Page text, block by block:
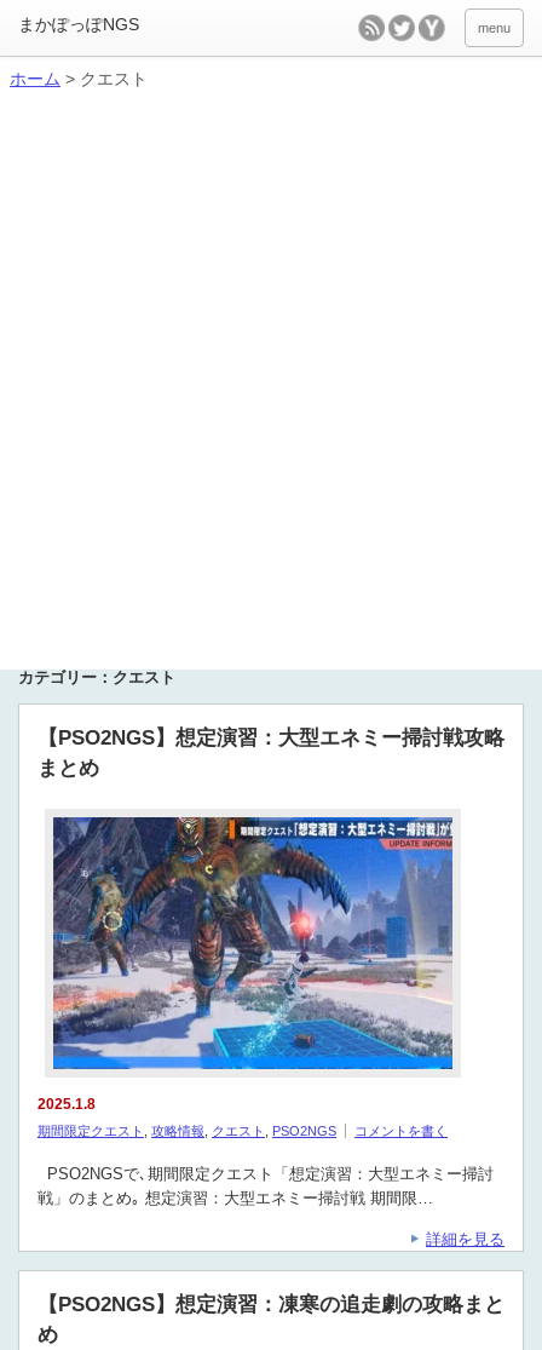
menu
ホーム > クエスト
カテゴリー：クエスト
【PSO2NGS】想定演習：大型エネミー掃討戦攻略
まとめ
2025.1.8
期間限定クエスト 攻略情報 クエスト PSO2NGS コメントを書く
PSO2NGSで､期間限定クエスト「想定演習：大型エネミー掃討
戦」のまとめ｡ 想定演習：大型エネミー掃討戦 期間限…
詳細を見る
【PSO2NGS】想定演習：凍寒の追走劇の攻略まと
め